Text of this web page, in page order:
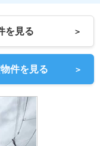
ら
を見る ＞
件を見る ＞